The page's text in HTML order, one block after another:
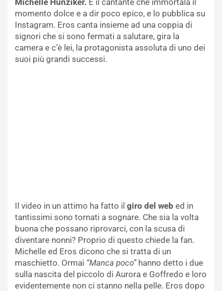
momento dolce e a dir poco epico, e lo pubblica su
Instagram. Eros canta insieme ad una coppia di
signori che si sono fermati a salutare, gira la
camera e c’è lei, la protagonista assoluta di uno dei
suoi più grandi successi.
Il video in un attimo ha fatto il giro del web ed in
tantissimi sono tornati a sognare. Che sia la volta
buona che possano riprovarci, con la scusa di
diventare nonni? Proprio di questo chiede la fan.
Michelle ed Eros dicono che si tratta di un
maschietto. Ormai “Manca poco”hanno detto i due
sulla nascita del piccolo di Aurora e Goffredo e loro
evidentemente non ci stanno nella pelle. Eros dopo